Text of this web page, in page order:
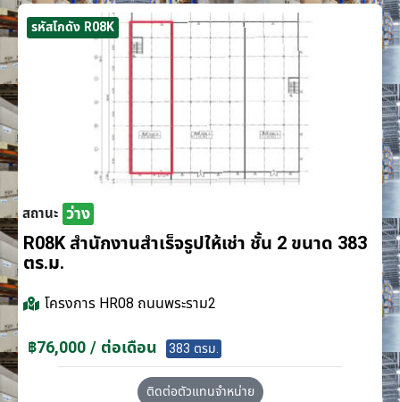
รหัสโกดัง R08K
สถานะ ว่าง
R08K สำนักงานสำเร็จรูปให้เช่า ชั้น 2 ขนาด 383
ตร.ม.
โครงการ HR08 ถนนพระราม2
฿76,000 / ต่อเดือน 383 ตรม.
ติดต่อตัวแทนจำหน่าย